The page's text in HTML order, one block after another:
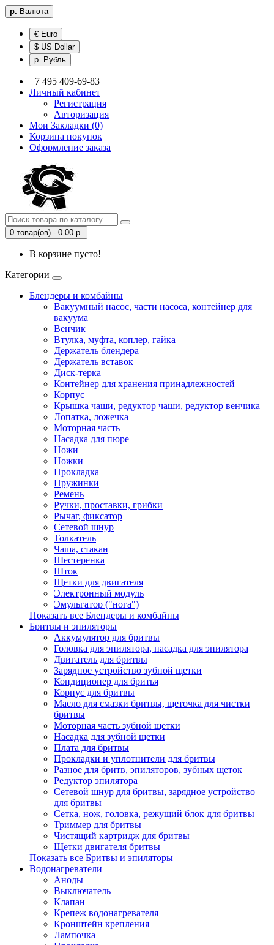
р. Валюта
€ Euro
$ US Dollar
р. Рубль
+7 495 409-69-83
Личный кабинет
Регистрация
Авторизация
Мои Закладки (0)
Корзина покупок
Оформление заказа
0 товар(ов) - 0.00 р.
В корзине пусто!
Категории
Блендеры и комбайны
Вакуумный насос, части насоса, контейнер для
вакуума
Венчик
Втулка, муфта, коплер, гайка
Держатель блендера
Держатель вставок
Диск-терка
Контейнер для хранения принадлежностей
Корпус
Крышка чаши, редуктор чаши, редуктор венчика
Лопатка, ложечка
Моторная часть
Насадка для пюре
Ножи
Ножки
Прокладка
Пружинки
Ремень
Ручки, проставки, грибки
Рычаг, фиксатор
Сетевой шнур
Толкатель
Чаша, стакан
Шестеренка
Шток
Щетки для двигателя
Электронный модуль
Эмульгатор ("нога")
Показать все Блендеры и комбайны
Бритвы и эпиляторы
Аккумулятор для бритвы
Головка для эпилятора, насадка для эпилятора
Двигатель для бритвы
Зарядное устройство зубной щетки
Кондиционер для бритья
Корпус для бритвы
Масло для смазки бритвы, щеточка для чистки
бритвы
Моторная часть зубной щетки
Насадка для зубной щетки
Плата для бритвы
Прокладки и уплотнители для бритвы
Разное для бритв, эпиляторов, зубных щеток
Редуктор эпилятора
Сетевой шнур для бритвы, зарядное устройство
для бритвы
Сетка, нож, головка, режущий блок для бритвы
Триммер для бритвы
Чистящий картридж для бритвы
Щетки двигателя бритвы
Показать все Бритвы и эпиляторы
Водонагреватели
Аноды
Выключатель
Клапан
Крепеж водонагревателя
Кронштейн крепления
Лампочка